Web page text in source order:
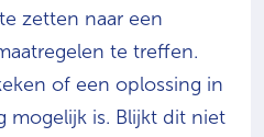
zetten naar een
te treffen.
of een oplossing in
mogelijk is. Blijkt dit niet